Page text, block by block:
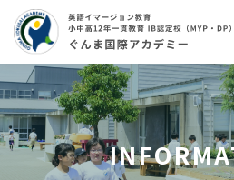
GKAについて
プレスクール